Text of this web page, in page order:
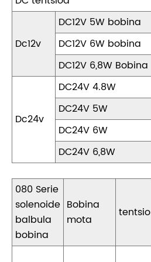
Dc12v
DC12V 5W bobina
DC12V 6W bobina
DC12V 6,8W Bobina
Dc24v
DC24V 4.8W
DC24V 5W
DC24V 6W
DC24V 6,8W
080 Serie
solenoide
balbula
bobina
Bobina
mota
tentsio